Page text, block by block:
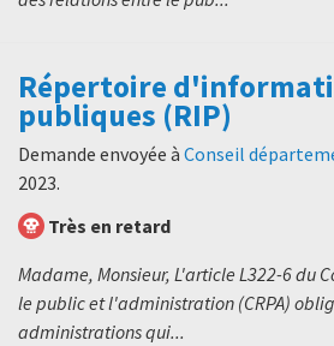
Répertoire
publiques (RIP)
Demande envoyée à Conseil
2023.
Très en retard
Madame, Monsieur, L'article L322-6 du
le public et l'administration (CRPA)
administrations qui...